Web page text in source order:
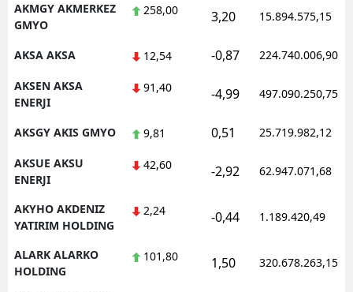
AKMGY AKMERKEZ
GMYO
258,00 3,20 15.894.575,15
AKSA AKSA 12,54 -0,87 224.740.006,90
AKSEN AKSA
ENERJI
91,40 -4,99 497.090.250,75
AKSGY AKIS GMYO 9,81 0,51 25.719.982,12
AKSUE AKSU
ENERJI
42,60 -2,92 62.947.071,68
AKYHO AKDENIZ
YATIRIM HOLDING
2,24 -0,44 1.189.420,49
ALARK ALARKO
HOLDING
101,80 1,50 320.678.263,15